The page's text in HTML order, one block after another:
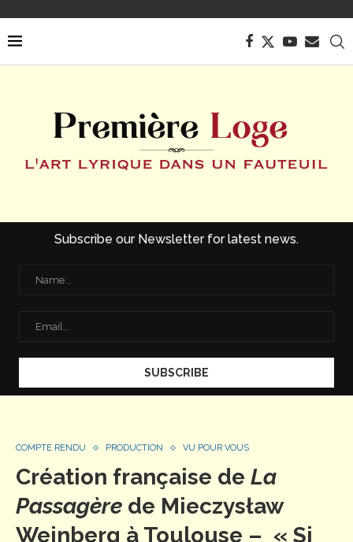
Subscribe our Newsletter for latest news.
COMPTE RENDU PRODUCTION VU POUR VOUS
Création française de La
Passagère de Mieczysław
Weinberg à Toulouse – « Si